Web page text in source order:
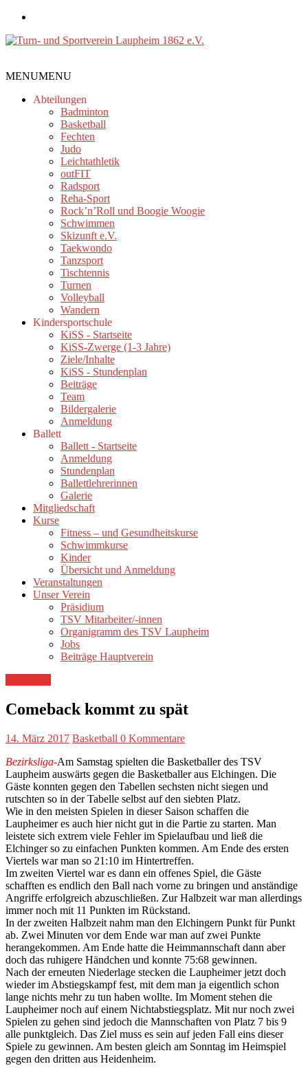
Zum
springen
und
Sportverein
Laupheim
MENUMENU
Abteilungen
Badminton
Basketball
Fechten
Judo
Leichtathletik
outFIT
Radsport
Reha-Sport
Rock’n’Roll und Boogie Woogie
Schwimmen
Skizunft e.V.
Taekwondo
Tanzsport
Tischtennis
Turnen
Volleyball
Wandern
Kindersportschule
KiSS - Startseite
KiSS-Zwerge (1-3 Jahre)
Ziele/Inhalte
KiSS - Stundenplan
Beiträge
Team
Bildergalerie
Anmeldung
Ballett
Ballett - Startseite
Anmeldung
Stundenplan
Ballettlehrerinnen
Galerie
Mitgliedschaft
Kurse
Fitness – und Gesundheitskurse
Schwimmkurse
Kinder
Übersicht und Anmeldung
Veranstaltungen
Unser Verein
Präsidium
TSV Mitarbeiter/-innen
Organigramm des TSV Laupheim
Jobs
Beiträge Hauptverein
Comeback kommt zu spät
14. März 2017 Basketball 0 Kommentare
Bezirksliga-Am Samstag spielten die Basketballer des TSV
Laupheim auswärts gegen die Basketballer aus Elchingen. Die
Gäste konnten gegen den Tabellen sechsten nicht siegen und
rutschten so in der Tabelle selbst auf den siebten Platz.
Wie in den meisten Spielen in dieser Saison schaffen die
Laupheimer es auch hier nicht gut in die Partie zu starten. Man
leistete sich extrem viele Fehler im Spielaufbau und ließ die
Elchinger so zu einfachen Punkten kommen. Am Ende des ersten
Viertels war man so 21:10 im Hintertreffen.
Im zweiten Viertel war es dann ein offenes Spiel, die Gäste
schafften es endlich den Ball nach vorne zu bringen und anständige
Angriffe erfolgreich abzuschließen. Zur Halbzeit war man allerdings
immer noch mit 11 Punkten im Rückstand.
In der zweiten Halbzeit nahm man den Elchingern Punkt für Punkt
ab. Zwei Minuten vor dem Ende war man auf zwei Punkte
herangekommen. Am Ende hatte die Heimmannschaft dann aber
doch das ruhigere Händchen und konnte 75:68 gewinnen.
Nach der erneuten Niederlage stecken die Laupheimer jetzt doch
wieder im Abstiegskampf fest, mit dem man ja eigentlich schon
lange nichts mehr zu tun haben wollte. Im Moment stehen die
Laupheimer noch auf einem Nichtabstiegsplatz. Mit nur noch zwei
Spielen zu gehen sind jedoch die Mannschaften von Platz 7 bis 9
alle punktgleich. Das Ziel muss es sein auf jeden Fall eins dieser
Spiele zu gewinnen. Am besten gleich am Sonntag im Heimspiel
gegen den dritten aus Heidenheim.